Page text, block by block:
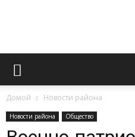
Домой Новости района
Новости района Общество